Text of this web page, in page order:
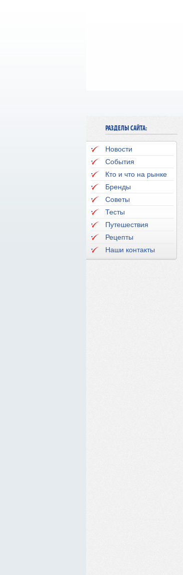
РАЗДЕЛЫ САЙТА:
Новости
События
Кто и что на рынке
Бренды
Советы
Тесты
Путешествия
Рецепты
Наши контакты